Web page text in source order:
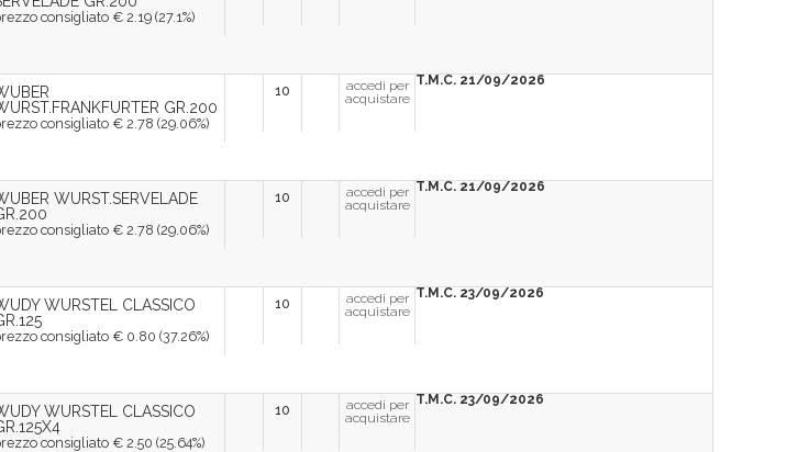
consigliato € 2.19 (27.1%)
GR.200
consigliato € 2.78 (29.06%)
10
accedi per
acquistare
T.M.C. 21/09/2026
WURST.SERVELADE
consigliato € 2.78 (29.06%)
10
accedi per
acquistare
T.M.C. 21/09/2026
WURSTEL CLASSICO
consigliato € 0.80 (37.26%)
10
accedi per
acquistare
T.M.C. 23/09/2026
WURSTEL CLASSICO
consigliato € 2.50 (25.64%)
10
accedi per
acquistare
T.M.C. 23/09/2026